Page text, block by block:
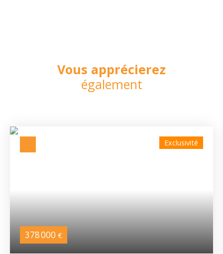
Vous apprécierez
également
378 000 €
Exclusivité